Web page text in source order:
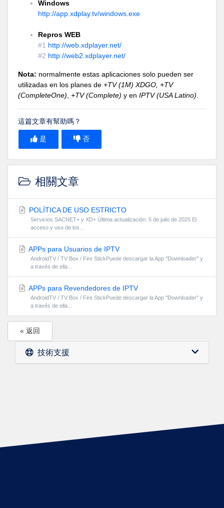
Windows
http://app.xdplay.tv/windows.exe
Repros WEB
#1 http://web.xdplayer.net/
#2 http://web2.xdplayer.net/
Nota: normalmente estas aplicaciones solo pueden ser
utilizadas en los planes de +TV (1M) XDGO, +TV
(CompleteOne) +TV (Complete) y en IPTV (USA Latino)
這篇文章有幫助嗎？
是 否
相關文章
POLÍTICA DE USO ESTRICTO
Servicios SACNET+ y XD+ Última actualización: 5 de julio de 2025 El
acceso y uso de los...
APPs para Usuarios de IPTV
AndroidTV / TV Box / Fire StickPuede descargar la App ''Downloader'' y
a través de ella...
APPs para Revendedores de IPTV
AndroidTV / TV Box / Fire StickPuede descargar la App ''Downloader'' y
a través de ella...
« 返回
技術支援